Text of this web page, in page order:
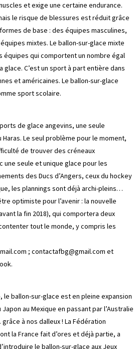
et exige une certaine endurance.
le risque de blessures est réduit grâce
de base : des équipes masculines,
mixtes. Le ballon-sur-glace mixte
équipes qui comportent un nombre égal
glace. C’est un sport à part entière dans
et américaines. Le ballon-sur-glace
sport scolaire.
de glace angevins, une seule
Le seul problème pour le moment,
de trouver des créneaux
une seule et unique glace pour les
des Ducs d’Angers, ceux du hockey
les plannings sont déjà archi-pleins…
optimiste pour l’avenir : la nouvelle
la fin 2018), qui comportera deux
tout le monde, y compris les
; contactafbg@gmail.com et
ballon-sur-glace est en pleine expansion
au Mexique en passant par l’Australie
à nos dalleux ! La Fédération
la France fait d’ores et déjà partie, a
le ballon-sur-glace aux Jeux